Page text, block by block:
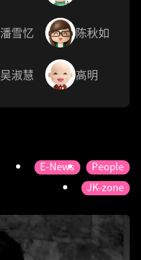
潘雪忆 陈秋如
吴淑慧 高明
E-News
People
JK-zone